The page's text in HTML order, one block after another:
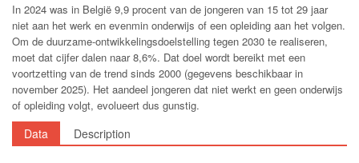
In 2024 was in België 9,9 procent van de jongeren van 15 tot 29 jaar
niet aan het werk en evenmin onderwijs of een opleiding aan het volgen.
Om de duurzame-ontwikkelingsdoelstelling tegen 2030 te realiseren,
moet dat cijfer dalen naar 8,6%. Dat doel wordt bereikt met een
voortzetting van de trend sinds 2000 (gegevens beschikbaar in
november 2025). Het aandeel jongeren dat niet werkt en geen onderwijs
of opleiding volgt, evolueert dus gunstig.
Data Description